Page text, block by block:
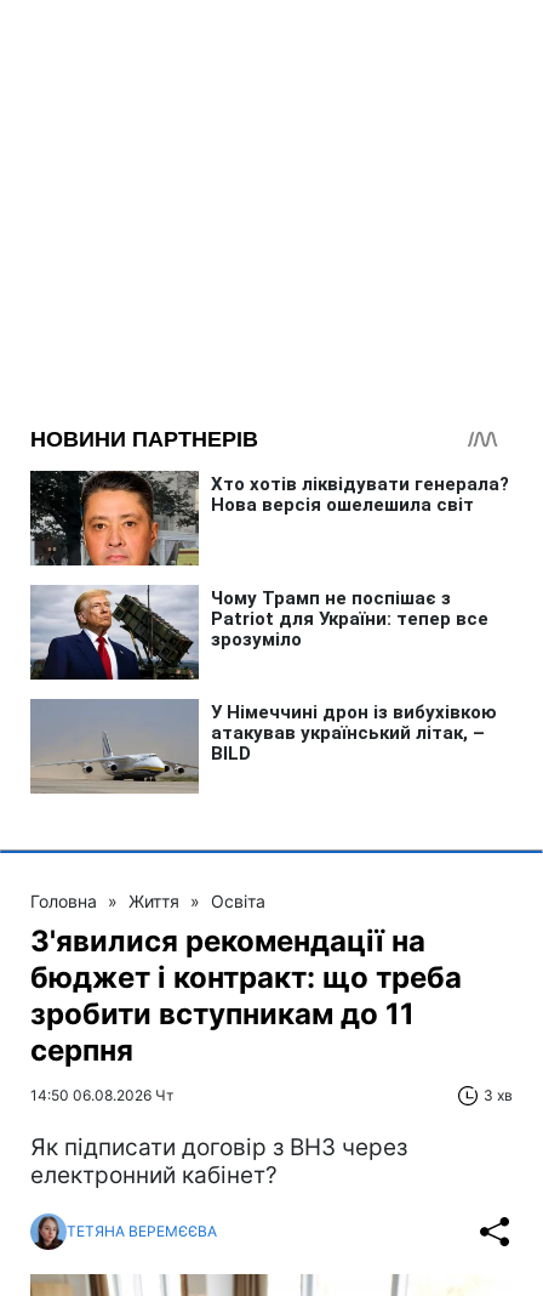
Головна » Життя » Освіта
З'явилися рекомендації на
бюджет і контракт: що треба
зробити вступникам до 11
серпня
14:50 06.08.2026 Чт 3 хв
Як підписати договір з ВНЗ через
електронний кабінет?
ТЕТЯНА ВЕРЕМЄЄВА